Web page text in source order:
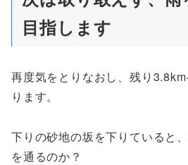
目指します
再度気をとりなおし、残り
ります。
下りの砂地の坂を下りていると
を通るのか？